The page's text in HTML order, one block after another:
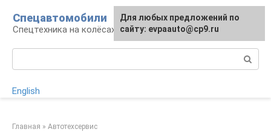
контенту
Спецавтомобили
Спецтехника на колёсах
English
Главная » Автотехсервис
Для любых предложений по
сайту: evpaauto@cp9.ru